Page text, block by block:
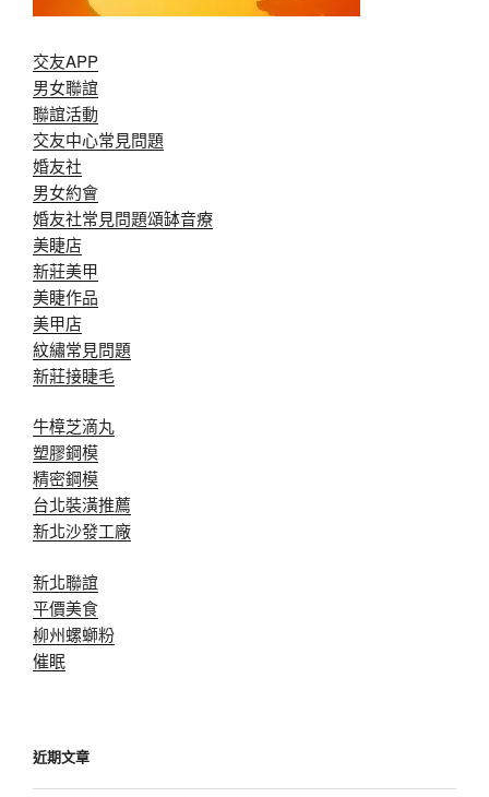
交友APP
男女聯誼
聯誼活動
交友中心常見問題
婚友社
男女約會
婚友社常見問題頌缽音療
美睫店
新莊美甲
美睫作品
美甲店
紋繡常見問題
新莊接睫毛
牛樟芝滴丸
塑膠鋼模
精密鋼模
台北裝潢推薦
新北沙發工廠
新北聯誼
平價美食
柳州螺螄粉
催眠
近期文章